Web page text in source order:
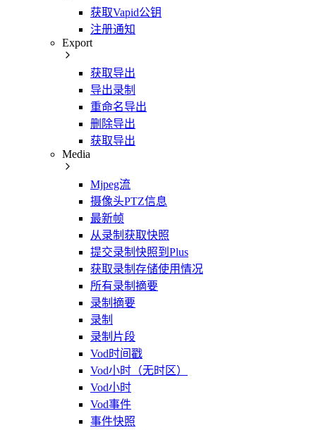
获取Vapid公钥
注册通知
Export
获取导出
导出录制
重命名导出
删除导出
获取导出
Media
Mjpeg流
摄像头PTZ信息
最新帧
从录制获取快照
提交录制快照到Plus
获取录制存储使用情况
所有录制摘要
录制摘要
录制
录制片段
Vod时间戳
Vod小时（无时区）
Vod小时
Vod事件
事件快照